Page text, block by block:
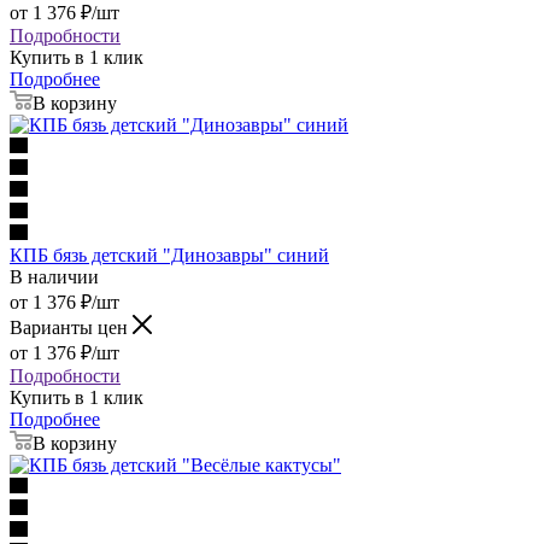
от 1 376 ₽/шт
Подробности
Купить в 1 клик
Подробнее
В корзину
КПБ бязь детский "Динозавры" синий
В наличии
от 1 376 ₽/шт
Варианты цен
от 1 376 ₽/шт
Подробности
Купить в 1 клик
Подробнее
В корзину